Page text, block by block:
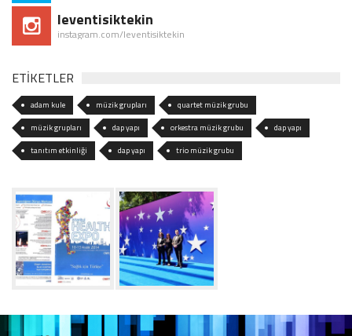
leventisiktekin
instagram.com/leventisiktekin
ETİKETLER
adam kule müzik grupları
quartet müzik grubu
müzik grupları
dap yapı orkestra müzik grubu
dap yapı
tanıtım etkinliği
dap yapı trio müzik grubu